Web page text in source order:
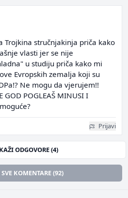
Trojkina stručnjakinja priča kako
vlasti jer se nije
u studiju priča kako mi
Evropskih zemalja koji su
Ne mogu da vjerujem!!
GOD POGLEAŠ MINUSI I
Prijavi
ODGOVORE (4)
KOMENTARE (92)